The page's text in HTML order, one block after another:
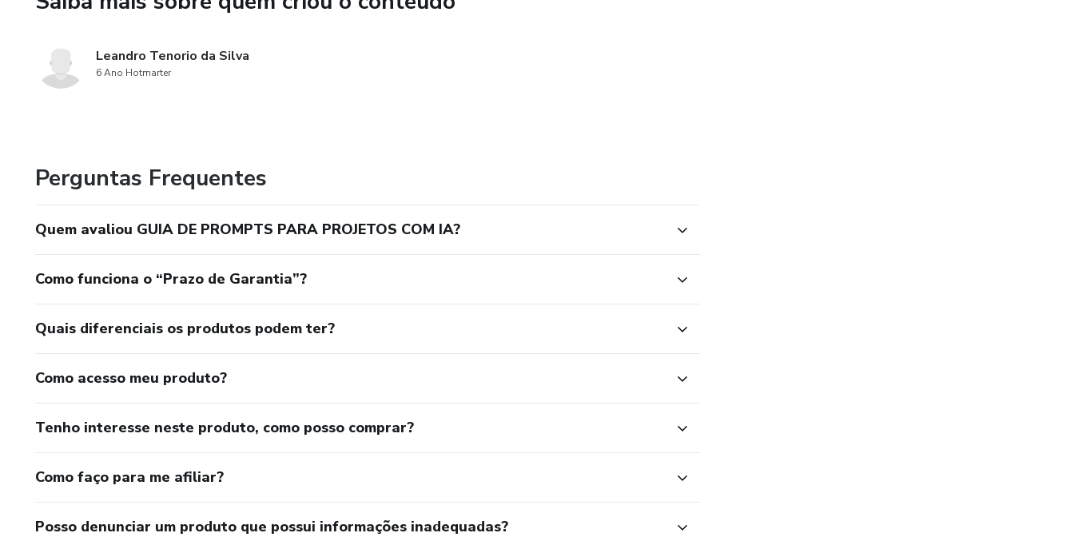
Indicado para iniciantes curiosos, profissionais que querem aumentar a produtividade e
potencial da IA de forma consciente. Desenvolva sua criatividade, eleve seus projetos e
Leandro Tenorio da Silva
6 Ano Hotmarter
Perguntas Frequentes
Quem avaliou GUIA DE PROMPTS PARA PROJETOS COM IA?
Como funciona o “Prazo de Garantia”?
Quais diferenciais os produtos podem ter?
Como acesso meu produto?
Tenho interesse neste produto, como posso comprar?
Como faço para me afiliar?
Posso denunciar um produto que possui informações inadequadas?